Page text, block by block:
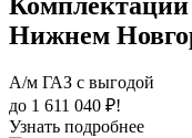
Нижнем
А/м ГАЗ с выгодой
до 1 611 040 ₽!
Узнать подробнее